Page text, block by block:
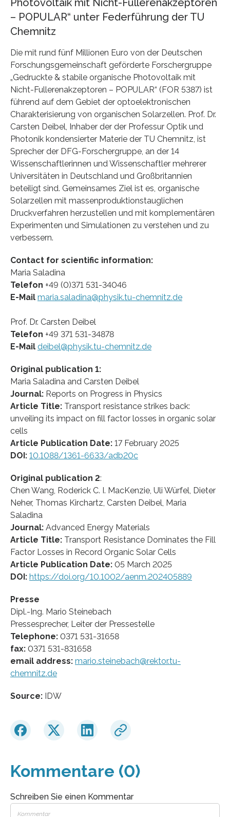
– POPULAR“ unter Federführung der TU
Chemnitz
Die mit rund fünf Millionen Euro von der Deutschen
Forschungsgemeinschaft geförderte Forschergruppe
„Gedruckte & stabile organische Photovoltaik mit
Nicht-Fullerenakzeptoren – POPULAR“ (FOR 5387) ist
führend auf dem Gebiet der optoelektronischen
Charakterisierung von organischen Solarzellen. Prof. Dr.
Carsten Deibel, Inhaber der der Professur Optik und
Photonik kondensierter Materie der TU Chemnitz, ist
Sprecher der DFG-Forschergruppe, an der 14
Wissenschaftlerinnen und Wissenschaftler mehrerer
Universitäten in Deutschland und Großbritannien
beteiligt sind. Gemeinsames Ziel ist es, organische
Solarzellen mit massenproduktionstauglichen
Druckverfahren herzustellen und mit komplementären
Experimenten und Simulationen zu verstehen und zu
verbessern.
Contact for scientific information:
Maria Saladina
Telefon +49 (0)371 531-34046
E-Mail maria.saladina@physik.tu-chemnitz.de
Prof. Dr. Carsten Deibel
Telefon +49 371 531-34878
E-Mail deibel@physik.tu-chemnitz.de
Original publication 1:
Maria Saladina and Carsten Deibel
Journal: Reports on Progress in Physics
Article Title: Transport resistance strikes back:
unveiling its impact on fill factor losses in organic solar
cells
Article Publication Date: 17 February 2025
DOI: 10.1088/1361-6633/adb20c
Original publication 2:
Chen Wang, Roderick C. I. MacKenzie, Uli Würfel, Dieter
Neher, Thomas Kirchartz, Carsten Deibel, Maria
Saladina
Journal: Advanced Energy Materials
Article Title: Transport Resistance Dominates the Fill
Factor Losses in Record Organic Solar Cells
Article Publication Date: 05 March 2025
DOI: https://doi.org/10.1002/aenm.202405889
Presse
Dipl.-Ing. Mario Steinebach
Pressesprecher, Leiter der Pressestelle
Telephone: 0371 531-31658
fax: 0371 531-831658
email address: mario.steinebach@rektor.tu-
chemnitz.de
Source: IDW
Kommentare (0)
Schreiben Sie einen Kommentar